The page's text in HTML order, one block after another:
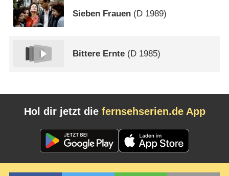
Sieben Frauen (D 1989)
Bittere Ernte (D 1985)
Hol dir jetzt die fernsehserien.de App